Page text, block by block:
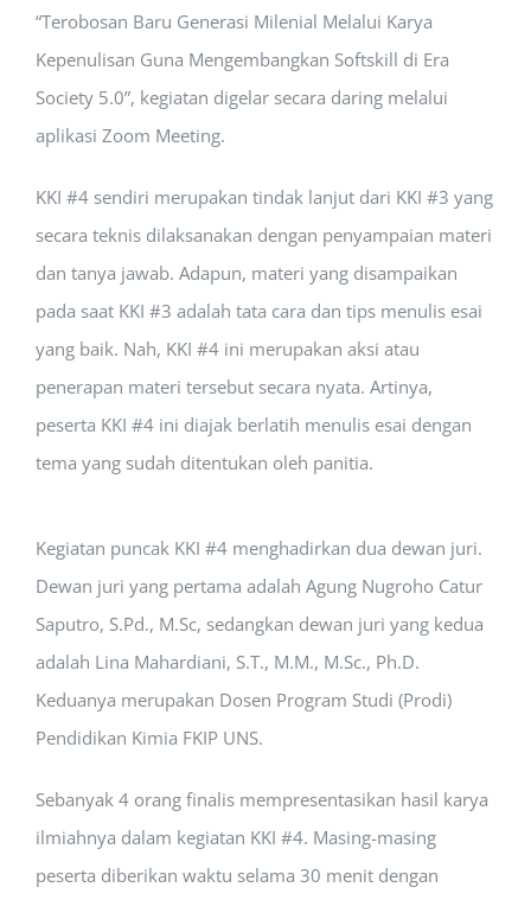
“Terobosan Baru Generasi Milenial Melalui Karya
Kepenulisan Guna Mengembangkan Softskill di Era
Society 5.0”, kegiatan digelar secara daring melalui
aplikasi Zoom Meeting.
KKI #4 sendiri merupakan tindak lanjut dari KKI #3 yang
secara teknis dilaksanakan dengan penyampaian materi
dan tanya jawab. Adapun, materi yang disampaikan
pada saat KKI #3 adalah tata cara dan tips menulis esai
yang baik. Nah, KKI #4 ini merupakan aksi atau
penerapan materi tersebut secara nyata. Artinya,
peserta KKI #4 ini diajak berlatih menulis esai dengan
tema yang sudah ditentukan oleh panitia.
Kegiatan puncak KKI #4 menghadirkan dua dewan juri.
Dewan juri yang pertama adalah Agung Nugroho Catur
Saputro, S.Pd., M.Sc, sedangkan dewan juri yang kedua
adalah Lina Mahardiani, S.T., M.M., M.Sc., Ph.D.
Keduanya merupakan Dosen Program Studi (Prodi)
Pendidikan Kimia FKIP UNS.
Sebanyak 4 orang finalis mempresentasikan hasil karya
ilmiahnya dalam kegiatan KKI #4. Masing-masing
peserta diberikan waktu selama 30 menit dengan